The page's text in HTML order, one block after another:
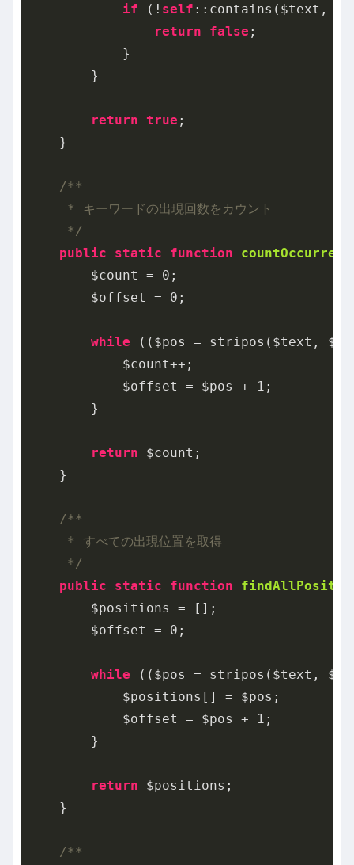
if (! self ::contains($text,
return
false ;
            }
        }
return true ;
    }
/**
     * キーワードの出現回数をカウント
     */
public
static function
        $count =
0 ;
        $offset =
0 ;
while (($pos = stripos($text,
            $count++;
            $offset = $pos +
1 ;
        }
return $count;
    }
/**
     * すべての出現位置を取得
     */
public
static function
        $positions = [];
        $offset =
0 ;
while (($pos = stripos($text,
            $positions[] = $pos;
            $offset = $pos +
1 ;
        }
return $positions;
    }
/**